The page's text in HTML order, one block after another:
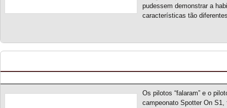
pudessem demonstrar a
características tão
Os pilotos “falaram” e o
campeonato Spotter On